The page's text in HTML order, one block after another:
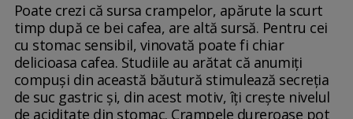
Poate crezi că sursa crampelor, apărute la scurt
timp după ce bei cafea, are altă sursă. Pentru cei
cu stomac sensibil, vinovată poate fi chiar
delicioasa cafea. Studiile au arătat că anumiți
compuși din această băutură stimulează secreția
de suc gastric și, din acest motiv, îți crește nivelul
de aciditate din stomac. Crampele dureroase pot